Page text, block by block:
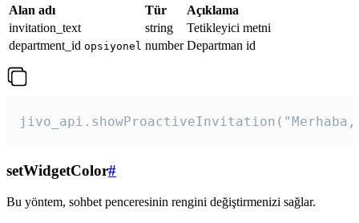
Alan adı Tür
Açıklama
invitation_text
string
Tetikleyici metni
department_id opsiyonel number Departman id
setWidgetColor#
Bu yöntem, sohbet penceresinin rengini değiştirmenizi sağlar.